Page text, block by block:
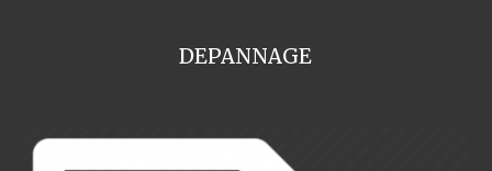
DEPANNAGE